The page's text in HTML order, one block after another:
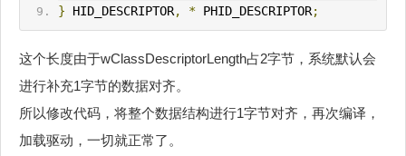
} HID_DESCRIPTOR, * PHID_DESCRIPTOR;
这个长度由于wClassDescriptorLength占2字节，系统默认会
进行补充1字节的数据对齐。
所以修改代码，将整个数据结构进行1字节对齐，再次编译，
加载驱动，一切就正常了。